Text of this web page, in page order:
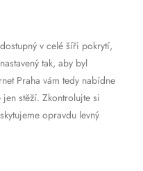
v celé šíři pokrytí,
tak, aby byl
Praha vám tedy nabídne
stěží. Zkontrolujte si
opravdu levný